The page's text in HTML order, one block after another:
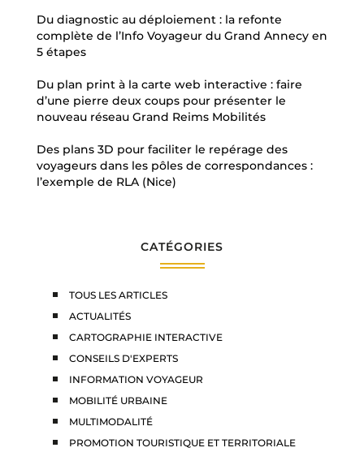
Du diagnostic au déploiement : la refonte
complète de l’Info Voyageur du Grand Annecy en
5 étapes
Du plan print à la carte web interactive : faire
d’une pierre deux coups pour présenter le
nouveau réseau Grand Reims Mobilités
Des plans 3D pour faciliter le repérage des
voyageurs dans les pôles de correspondances :
l’exemple de RLA (Nice)
CATÉGORIES
TOUS LES ARTICLES
ACTUALITÉS
CARTOGRAPHIE INTERACTIVE
CONSEILS D'EXPERTS
INFORMATION VOYAGEUR
MOBILITÉ URBAINE
MULTIMODALITÉ
PROMOTION TOURISTIQUE ET TERRITORIALE